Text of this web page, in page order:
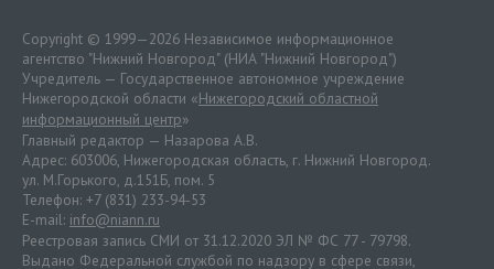
Copyright © 1999—2026 Независимое информационное
агентство "Нижний Новгород" (НИА "Нижний Новгород")
Учредитель — Государственное автономное учреждение
Нижегородской области «Нижегородский областной
информационный центр»
Главный редактор — Назарова А.В.
Адрес: 603006, Нижегородская область, г. Нижний Новгород.
ул. М.Горького, д.151Б, пом. 5
Телефон: +7 (831) 233-94-53
E-mail: info@niann.ru
Реестровая запись СМИ от 31.12.2020 ЭЛ № ФС 77 - 79798.
Выдано Федеральной службой по надзору в сфере связи,